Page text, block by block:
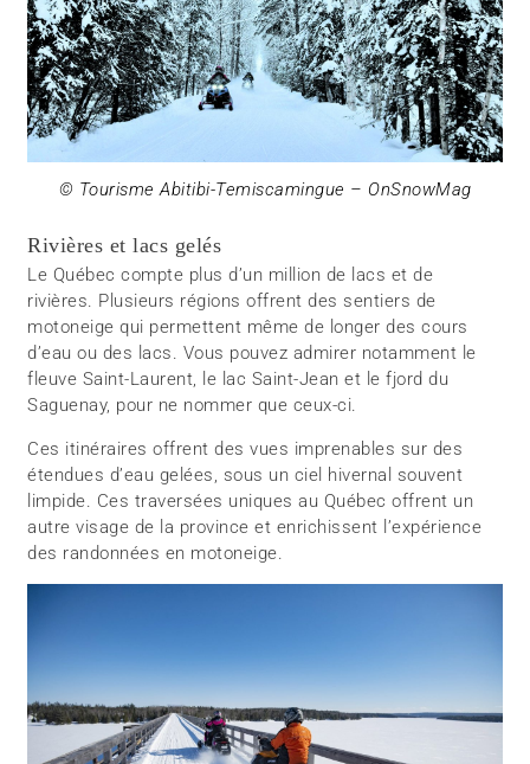
© Tourisme Abitibi-Temiscamingue – OnSnowMag
Rivières et lacs gelés
Le Québec compte plus d’un million de lacs et de
rivières. Plusieurs régions offrent des sentiers de
motoneige qui permettent même de longer des cours
d’eau ou des lacs. Vous pouvez admirer notamment le
fleuve Saint-Laurent, le lac Saint-Jean et le fjord du
Saguenay, pour ne nommer que ceux-ci.
Ces itinéraires offrent des vues imprenables sur des
étendues d’eau gelées, sous un ciel hivernal souvent
limpide. Ces traversées uniques au Québec offrent un
autre visage de la province et enrichissent l’expérience
des randonnées en motoneige.